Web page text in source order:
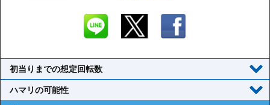
初当りまでの想定回転数
ハマリの可能性